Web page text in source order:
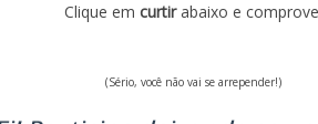
Clique em curtirabaixo e
(Sério, você não vai se arrepender!)